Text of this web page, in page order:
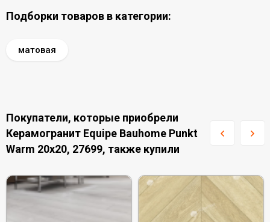
Подборки товаров в категории:
матовая
Покупатели, которые приобрели
Керамогранит Equipe Bauhome Punkt
Warm 20x20, 27699, также купили